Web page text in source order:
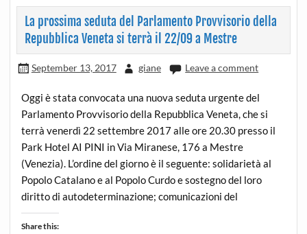
La prossima seduta del Parlamento Provvisorio della
Repubblica Veneta si terrà il 22/09 a Mestre
September 13, 2017 giane Leave a comment
Oggi è stata convocata una nuova seduta urgente del
Parlamento Provvisorio della Repubblica Veneta, che si
terrà venerdì 22 settembre 2017 alle ore 20.30 presso il
Park Hotel AI PINI in Via Miranese, 176 a Mestre
(Venezia). L’ordine del giorno è il seguente: solidarietà al
Popolo Catalano e al Popolo Curdo e sostegno del loro
diritto di autodeterminazione; comunicazioni del
Share this: